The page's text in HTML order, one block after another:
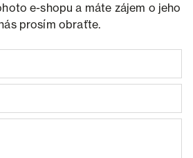
e-shopu a máte zájem o jeho
prosím obraťte.